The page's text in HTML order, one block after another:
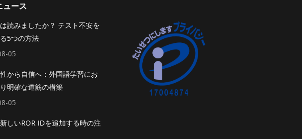
ュース
読みましたか？ テスト不安を
5つの方法
05
から自信へ：外国語学習にお
明確な道筋の構築
05
しいROR IDを追加する時の注